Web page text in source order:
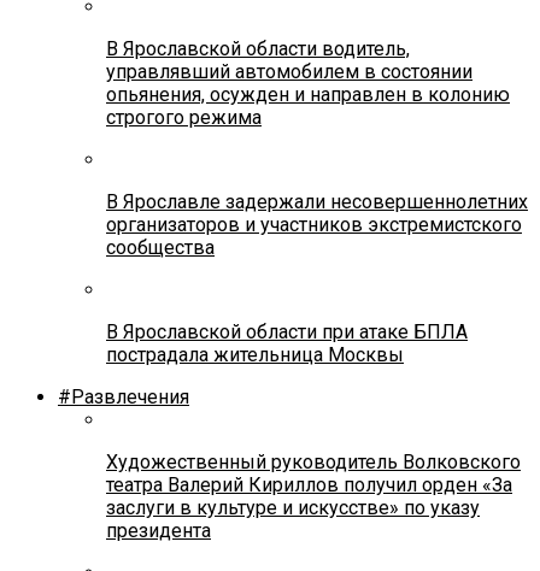
В Ярославской области водитель,
управлявший автомобилем в состоянии
опьянения, осужден и направлен в колонию
строгого режима
В Ярославле задержали несовершеннолетних
организаторов и участников экстремистского
сообщества
В Ярославской области при атаке БПЛА
пострадала жительница Москвы
#Развлечения
Художественный руководитель Волковского
театра Валерий Кириллов получил орден «За
заслуги в культуре и искусстве» по указу
президента